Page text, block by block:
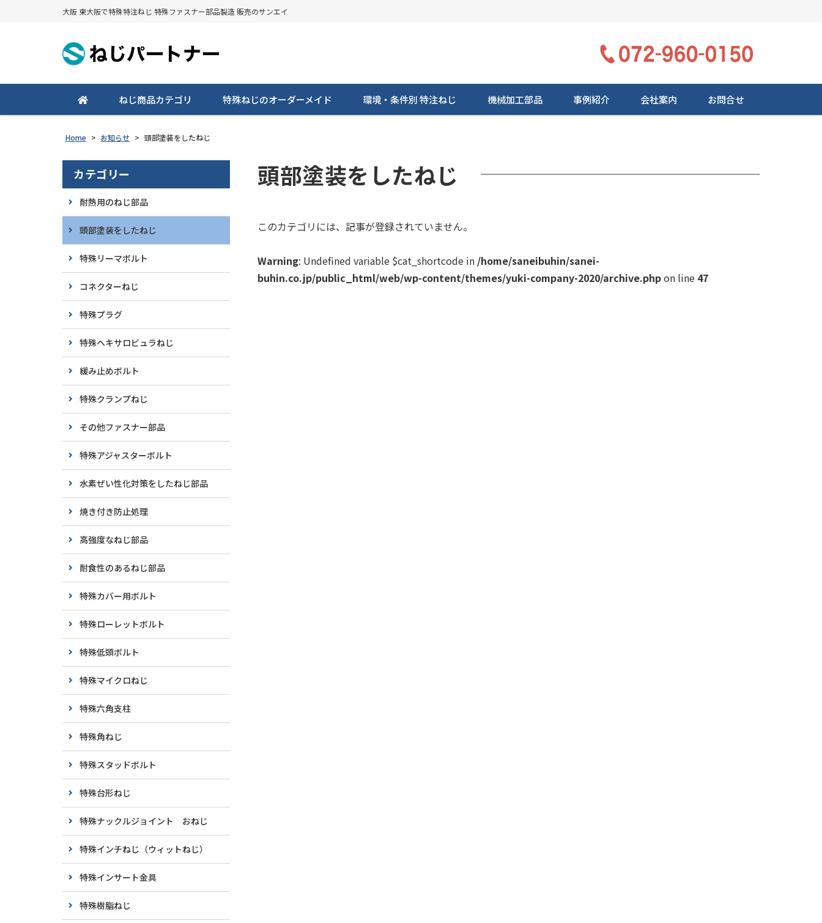
大阪 東大阪で特殊特注ねじ 特殊ファスナー部品製造 販売のサンエイ
ねじ商品カテゴリ 特殊ねじのオーダーメイド 環境・条件別 特注ねじ 機械加工部品 事例紹介 会社案内 お問合せ
Home > お知らせ > 頭部塗装をしたねじ
頭部塗装をしたねじ
このカテゴリには、記事が登録されていません。
Warning: Undefined variable $cat_shortcode in /home/saneibuhin/sanei-
buhin.co.jp/public_html/web/wp-content/themes/yuki-company-2020/archive.phpon line 47
カテゴリー
耐熱用のねじ部品
頭部塗装をしたねじ
特殊リーマボルト
コネクターねじ
特殊プラグ
特殊ヘキサロビュラねじ
緩み止めボルト
特殊クランプねじ
その他ファスナー部品
特殊アジャスターボルト
水素ぜい性化対策をしたねじ部品
焼き付き防止処理
高強度なねじ部品
耐食性のあるねじ部品
特殊カバー用ボルト
特殊ローレットボルト
特殊低頭ボルト
特殊マイクロねじ
特殊六角支柱
特殊角ねじ
特殊スタッドボルト
特殊台形ねじ
特殊ナックルジョイント おねじ
特殊インチねじ（ウィットねじ）
特殊インサート金具
特殊樹脂ねじ